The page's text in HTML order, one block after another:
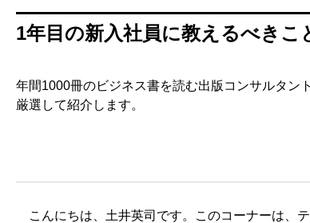
1年目の新入社員に教えるべきこ
年間1000冊のビジネス書を読む出版コンサルタン
厳選して紹介します。
こんにちは、土井英司です。このコーナーは、